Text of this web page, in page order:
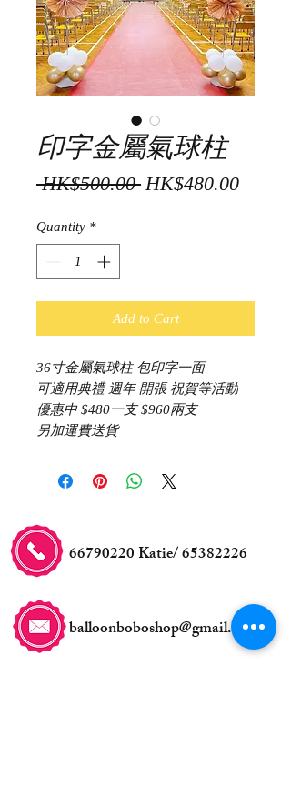
印字金屬氣球柱
HK$500.00 Regular
HK$480.00Sale
Quantity *
Add to Cart
36寸金屬氣球柱 包印字一面
可適用典禮 週年 開張 祝賀等活動
優惠中 $480一支 $960兩支
另加運費送貨
66790220 Katie/65382226
balloonboboshop@gmail.com